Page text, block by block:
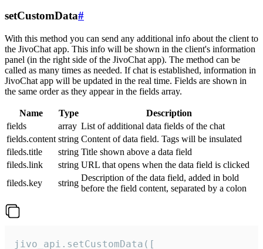
setCustomData#
With this method you can send any additional info about the client to
the JivoChat app. This info will be shown in the client's information
panel (in the right side of the JivoChat app). The method can be
called as many times as needed. If chat is established, information in
JivoChat app will be updated in the real time. Fields are shown in
the same order as they appear in the fields array.
Name Type
Description
fields
array List of additional data fields of the chat
fields.content string Content of data field. Tags will be insulated
fileds.title
string Title shown above a data field
fileds.link
string URL that opens when the data field is clicked
fileds.key
string
Description of the data field, added in bold
before the field content, separated by a colon
jivo_api.setCustomData([